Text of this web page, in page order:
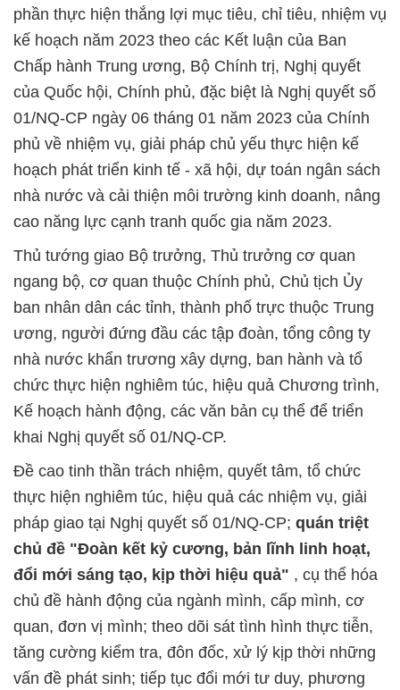
phần thực hiện thắng lợi mục tiêu, chỉ tiêu, nhiệm vụ
kế hoạch năm 2023 theo các Kết luận của Ban
Chấp hành Trung ương, Bộ Chính trị, Nghị quyết
của Quốc hội, Chính phủ, đặc biệt là Nghị quyết số
01/NQ-CP ngày 06 tháng 01 năm 2023 của Chính
phủ về nhiệm vụ, giải pháp chủ yếu thực hiện kế
hoạch phát triển kinh tế - xã hội, dự toán ngân sách
nhà nước và cải thiện môi trường kinh doanh, nâng
cao năng lực cạnh tranh quốc gia năm 2023.
Thủ tướng giao Bộ trưởng, Thủ trưởng cơ quan
ngang bộ, cơ quan thuộc Chính phủ, Chủ tịch Ủy
ban nhân dân các tỉnh, thành phố trực thuộc Trung
ương, người đứng đầu các tập đoàn, tổng công ty
nhà nước khẩn trương xây dựng, ban hành và tổ
chức thực hiện nghiêm túc, hiệu quả Chương trình,
Kế hoạch hành động, các văn bản cụ thể để triển
khai Nghị quyết số 01/NQ-CP.
Đề cao tinh thần trách nhiệm, quyết tâm, tổ chức
thực hiện nghiêm túc, hiệu quả các nhiệm vụ, giải
pháp giao tại Nghị quyết số 01/NQ-CP; quán triệt
chủ đề "Đoàn kết kỷ cương, bản lĩnh linh hoạt,
đổi mới sáng tạo, kịp thời hiệu quả" , cụ thể hóa
chủ đề hành động của ngành mình, cấp mình, cơ
quan, đơn vị mình; theo dõi sát tình hình thực tiễn,
tăng cường kiểm tra, đôn đốc, xử lý kịp thời những
vấn đề phát sinh; tiếp tục đổi mới tư duy, phương